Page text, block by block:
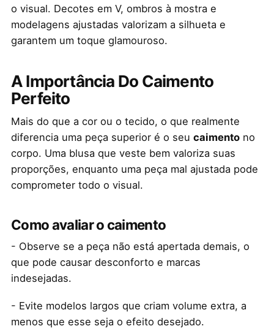
o visual. Decotes em V, ombros à mostra e
modelagens ajustadas valorizam a silhueta e
garantem um toque glamouroso.
A Importância Do Caimento
Perfeito
Mais do que a cor ou o tecido, o que realmente
diferencia uma peça superior é o seu caimentono
corpo. Uma blusa que veste bem valoriza suas
proporções, enquanto uma peça mal ajustada pode
comprometer todo o visual.
Como avaliar o caimento
- Observe se a peça não está apertada demais, o
que pode causar desconforto e marcas
indesejadas.
- Evite modelos largos que criam volume extra, a
menos que esse seja o efeito desejado.